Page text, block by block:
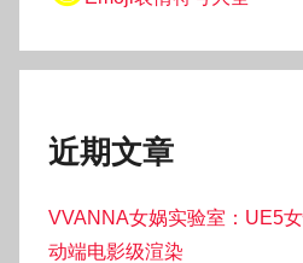
近期文章
VVANNA女娲实验室：UE5
动端电影级渲染